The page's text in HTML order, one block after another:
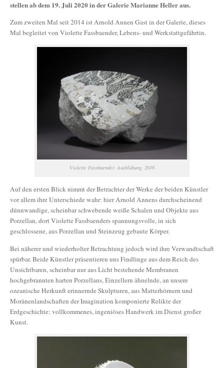
stellen ab dem 19. Juli 2020 in der Galerie Marianne Heller aus.
Zum zweiten Mal seit 2014 ist Arnold Annen Gast in der Galerie, dieses
Mal begleitet von Violette Fassbaender, Lebens- und Werkstattgefährtin.
Violette Fassbaender, Ausblühung, 2016
Auf den ersten Blick nimmt der Betrachter der Werke der beiden Künstler
vor allem ihre Unterschiede wahr: hier Arnold Annens durchscheinend
dünnwandige, scheinbar schwebende weiße Schalen und Objekte aus
Porzellan, dort Violette Fassbaenders spannungsvolle, in sich
geschlossene, aus Porzellan und Steinzeug gebaute Körper.
Bei näherer und wiederholter Betrachtung jedoch wird ihre Verwandtschaft
spürbar. Beide Künstler präsentieren uns Findlinge aus dem Reich des
Unsichtbaren, scheinbar nur aus Licht bestehende Membranen
hochgebrannten harten Porzellans, Einzellern ähnelnde, an unsere
ozeanische Herkunft erinnernde Skulpturen, aus Matterhörnern und
Moränenlandschaften der Imagination komponierte Relikte der
Erdgeschichte: vollkommenes, ingeniöses Handwerk im Dienst großer
Kunst.